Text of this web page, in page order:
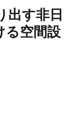
出す非日
る空間設